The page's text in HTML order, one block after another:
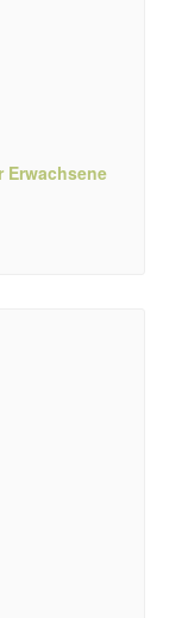
Erwachsene